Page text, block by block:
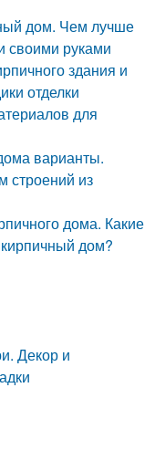
дом. Чем лучше
своими руками
здания и
отделки
для
варианты.
строений из
дома. Какие
дом?
Декор и